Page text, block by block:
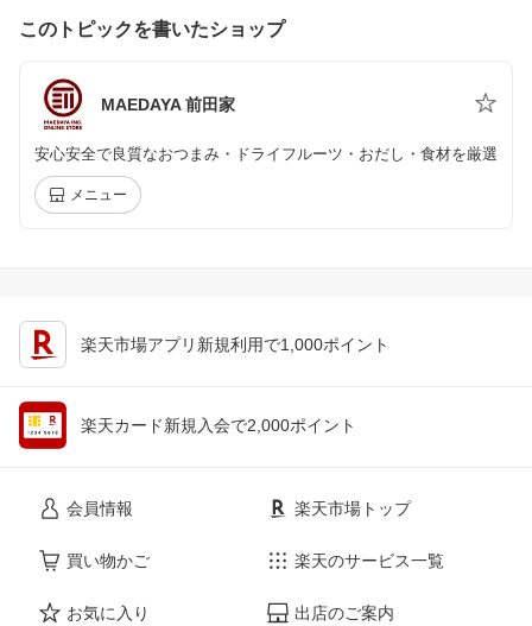
このトピックを書いたショップ
MAEDAYA 前田家
安心安全で良質なおつまみ・ドライフルーツ・おだし・食材を厳選
メニュー
楽天市場アプリ新規利用で1,000ポイント
楽天カード新規入会で2,000ポイント
会員情報
買い物かご
お気に入り
楽天市場トップ
楽天のサービス一覧
出店のご案内